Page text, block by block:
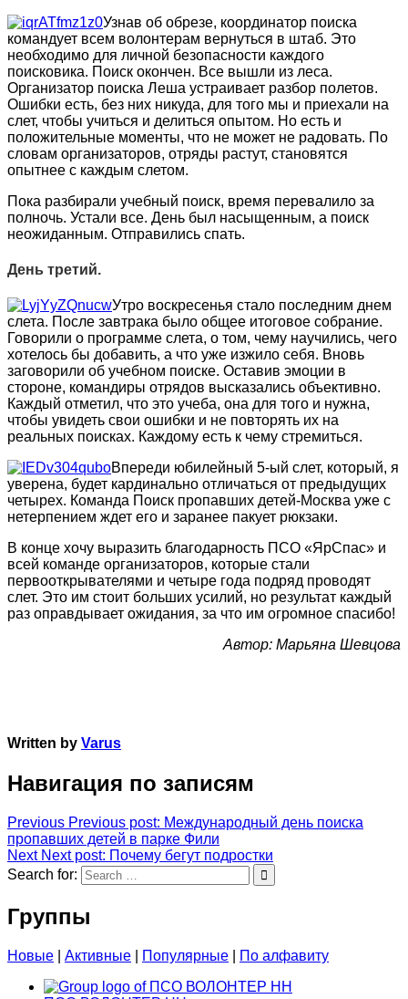
Узнав об обрезе, координатор поиска
командует всем волонтерам вернуться в штаб. Это
необходимо для личной безопасности каждого
поисковика. Поиск окончен. Все вышли из леса.
Организатор поиска Леша устраивает разбор полетов.
Ошибки есть, без них никуда, для того мы и приехали на
слет, чтобы учиться и делиться опытом. Но есть и
положительные моменты, что не может не радовать. По
словам организаторов, отряды растут, становятся
опытнее с каждым слетом.
Пока разбирали учебный поиск, время перевалило за
полночь. Устали все. День был насыщенным, а поиск
неожиданным. Отправились спать.
День третий.
Утро воскресенья стало последним днем
слета. После завтрака было общее итоговое собрание.
Говорили о программе слета, о том, чему научились, чего
хотелось бы добавить, а что уже изжило себя. Вновь
заговорили об учебном поиске. Оставив эмоции в
стороне, командиры отрядов высказались объективно.
Каждый отметил, что это учеба, она для того и нужна,
чтобы увидеть свои ошибки и не повторять их на
реальных поисках. Каждому есть к чему стремиться.
Впереди юбилейный 5-ый слет, который, я
уверена, будет кардинально отличаться от предыдущих
четырех. Команда Поиск пропавших детей-Москва уже с
нетерпением ждет его и заранее пакует рюкзаки.
В конце хочу выразить благодарность ПСО «ЯрСпас» и
всей команде организаторов, которые стали
первооткрывателями и четыре года подряд проводят
слет. Это им стоит больших усилий, но результат каждый
раз оправдывает ожидания, за что им огромное спасибо!
Автор: Марьяна Шевцова
Written by Varus
Навигация по записям
Previous Previous post: Международный день поиска
пропавших детей в парке Фили
Next Next post: Почему бегут подростки
Search for:
Группы
Новые Активные Популярные По алфавиту